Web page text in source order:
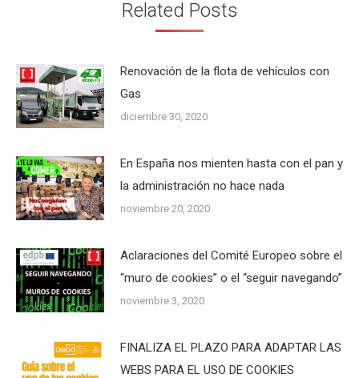
Related Posts
Renovación de la flota de vehículos con
Gas
diciembre 30, 2020
En España nos mienten hasta con el pan y
la administración no hace nada
noviembre 20, 2020
Aclaraciones del Comité Europeo sobre el
“muro de cookies” o el “seguir navegando”
noviembre 3, 2020
FINALIZA EL PLAZO PARA ADAPTAR LAS
WEBS PARA EL USO DE COOKIES